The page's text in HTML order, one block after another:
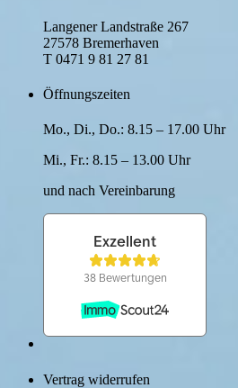
Langener Landstraße 267
27578 Bremerhaven
T 0471 9 81 27 81
Öffnungszeiten
Mo., Di., Do.: 8.15 – 17.00 Uhr
Mi., Fr.: 8.15 – 13.00 Uhr
und nach Verein­barung
Vertrag widerrufen